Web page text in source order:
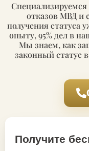
отказов МВД и
получения статуса
опыту, 95% дел в
Мы знаем, как
законный статус
Получите